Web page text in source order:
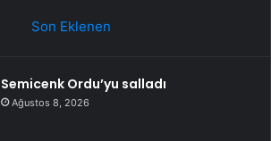
Son Eklenen
Semicenk Ordu’yu salladı
Ağustos 8, 2026